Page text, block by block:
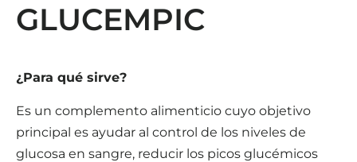
GLUCEMPIC
¿Para qué sirve?
Es un complemento alimenticio cuyo objetivo
principal es ayudar al control de los niveles de
glucosa en sangre, reducir los picos glucémicos